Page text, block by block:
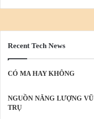
Recent Tech News
CÓ MA HAY KHÔNG
NGUỒN NĂNG LƯỢNG VŨ
TRỤ